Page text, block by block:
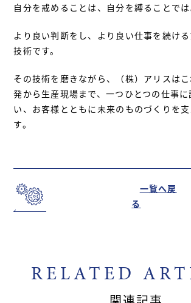
自分を戒めることは、自分を縛ることでは
より良い判断をし、より良い仕事を続け
技術です。
その技術を磨きながら、（株）アリスは
発から生産現場まで、一つひとつの仕事
い、お客様とともに未来のものづくりを
す。
一覧へ戻
る
RELATED